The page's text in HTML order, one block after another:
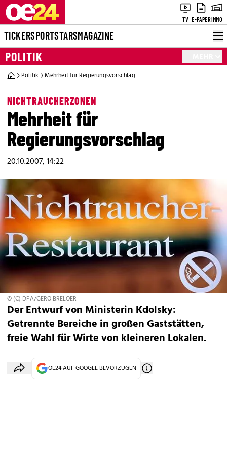
TV E-PAPERIMMO
TICKERSPORTSTARSMAGAZINE
POLITIK
Politik Mehrheit für Regierungsvorschlag
NICHTRAUCHERZONEN
Mehrheit für
Regierungsvorschlag
20.10.2007, 14:22
© (C) DPA/GERO BRELOER
Der Entwurf von Ministerin Kdolsky:
Getrennte Bereiche in großen Gaststätten,
freie Wahl für Wirte von kleineren Lokalen.
OE24 AUF GOOGLE BEVORZUGEN